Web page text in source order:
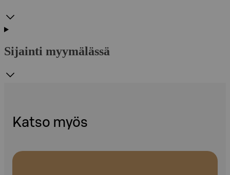
Sijainti myymälässä
Katso myös